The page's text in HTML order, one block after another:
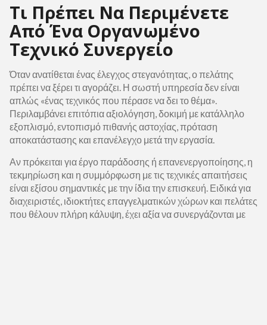
Τι Πρέπει Να Περιμένετε
Από Ένα Οργανωμένο
Τεχνικό Συνεργείο
Όταν ανατίθεται ένας έλεγχος στεγανότητας, ο πελάτης
πρέπει να ξέρει τι αγοράζει. Η σωστή υπηρεσία δεν είναι
απλώς «ένας τεχνικός που πέρασε να δει το θέμα».
Περιλαμβάνει επιτόπια αξιολόγηση, δοκιμή με κατάλληλο
εξοπλισμό, εντοπισμό πιθανής αστοχίας, πρόταση
αποκατάστασης και επανέλεγχο μετά την εργασία.
Αν πρόκειται για έργο παράδοσης ή επανενεργοποίησης, η
τεκμηρίωση και η συμμόρφωση με τις τεχνικές απαιτήσεις
είναι εξίσου σημαντικές με την ίδια την επισκευή. Ειδικά για
διαχειριστές, ιδιοκτήτες επαγγελματικών χώρων και πελάτες
που θέλουν πλήρη κάλυψη, έχει αξία να συνεργάζονται με